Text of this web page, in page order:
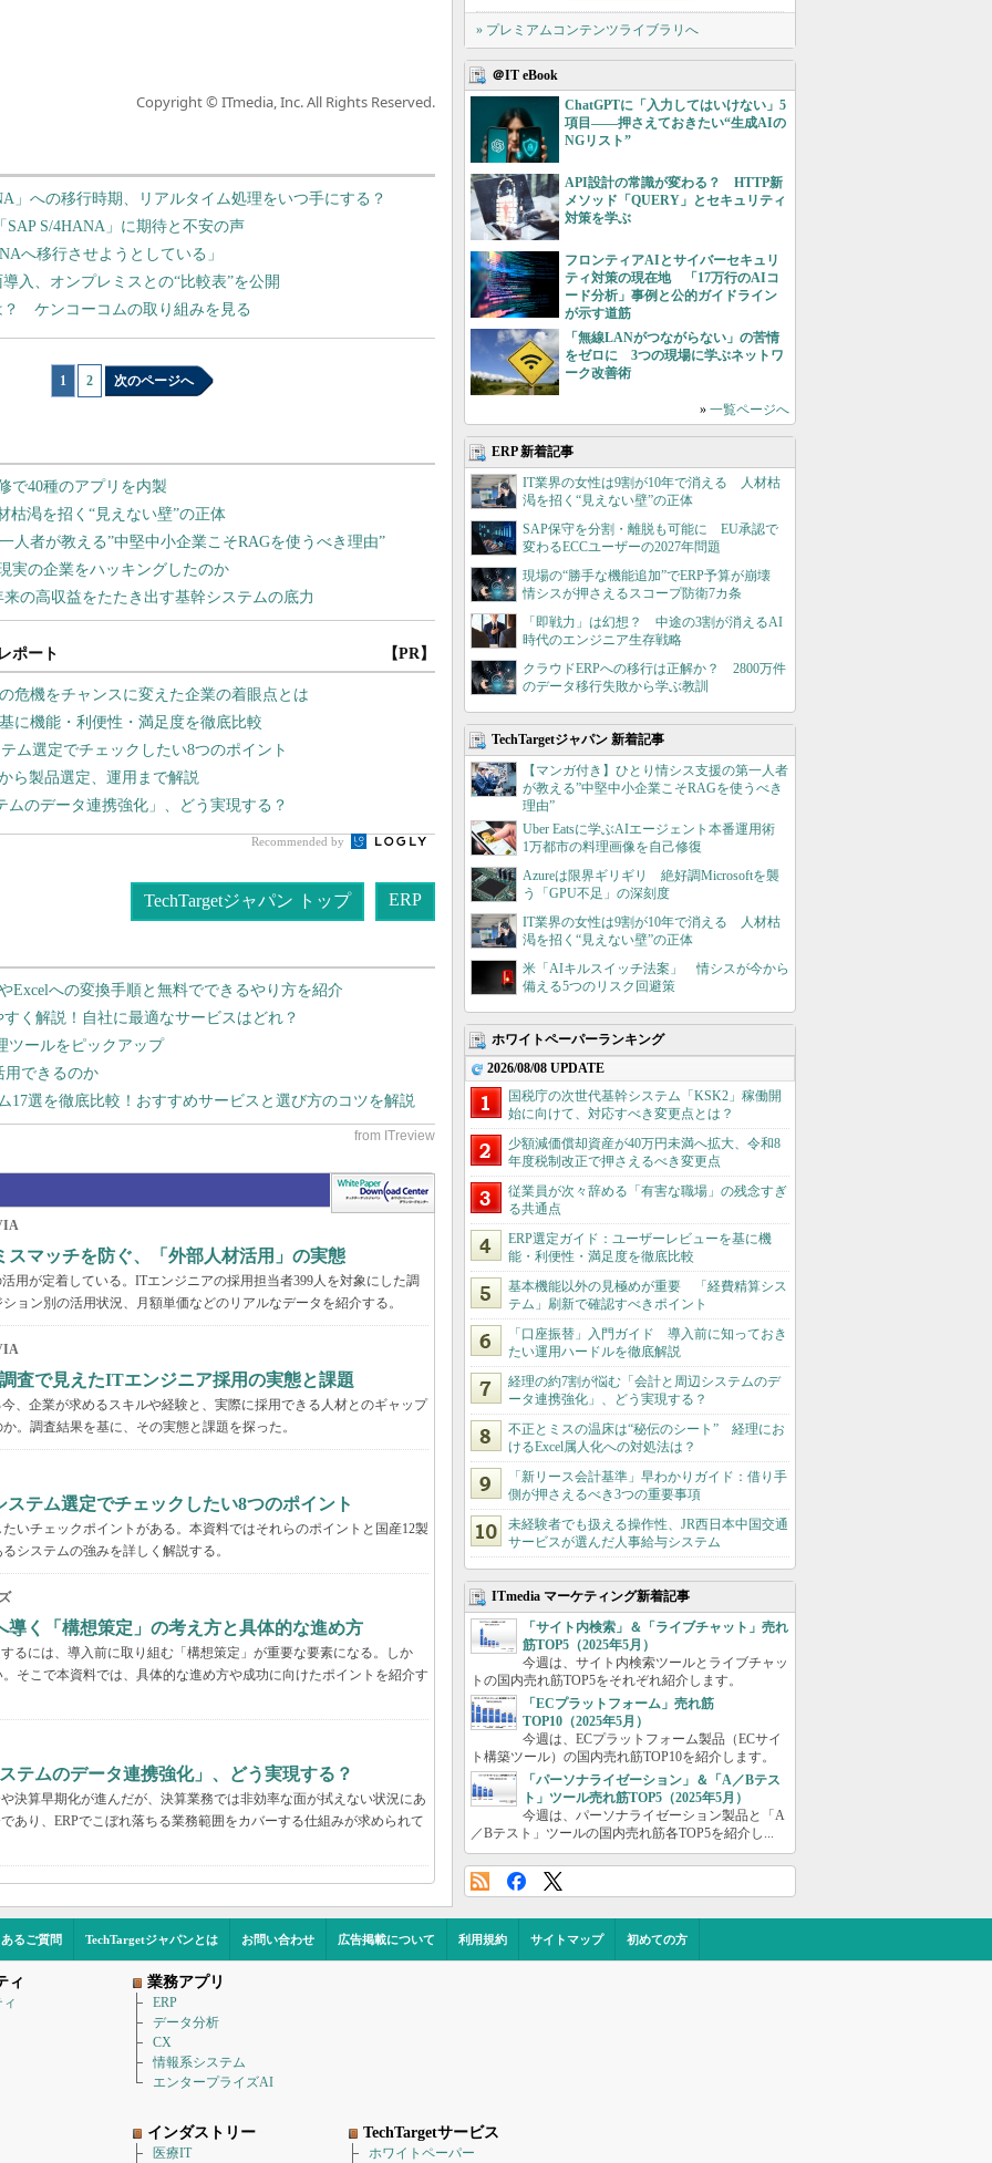
Copyright © ITmedia, Inc. All Rights Reserved.
」への移行時期、リアルタイム処理をいつ手にする？
S/4HANA」に期待と不安の声
へ移行させようとしている」
入、オンプレミスとの“比較表”を公開
？ ケンコーコムの取り組みを見る
1 2 次のページへ
ポート 【PR】
危機をチャンスに変えた企業の着眼点とは
に機能・利便性・満足度を徹底比較
ム選定でチェックしたい8つのポイント
ら製品選定、運用まで解説
のデータ連携強化」、どう実現する？
Recommended by
TechTargetジャパン トップ ERP
Excelへの変換手順と無料でできるやり方を紹介
く解説！自社に最適なサービスはどれ？
ツールをピックアップ
用できるのか
17選を徹底比較！おすすめサービスと選び方のコツを解説
マッチを防ぐ、「外部人材活用」の実態
用が定着している。ITエンジニアの採用担当者399人を対象にした調
ョン別の活用状況、月額単価などのリアルなデータを紹介する。
査で見えたITエンジニア採用の実態と課題
、企業が求めるスキルや経験と、実際に採用できる人材とのギャップ
。調査結果を基に、その実態と課題を探った。
テム選定でチェックしたい8つのポイント
いチェックポイントがある。本資料ではそれらのポイントと国産12製
システムの強みを詳しく解説する。
く「構想策定」の考え方と具体的な進め方
るには、導入前に取り組む「構想策定」が重要な要素になる。しか
そこで本資料では、具体的な進め方や成功に向けたポイントを紹介す
テムのデータ連携強化」、どう実現する？
決算早期化が進んだが、決算業務では非効率な面が拭えない状況にあ
あり、ERPでこぼれ落ちる業務範囲をカバーする仕組みが求められて
» プレミアムコンテンツライブラリへ
＠IT eBook
ChatGPTに「入力してはいけない」5
項目――押さえておきたい“生成AIの
NGリスト”
API設計の常識が変わる？ HTTP新
メソッド「QUERY」とセキュリティ
対策を学ぶ
フロンティアAIとサイバーセキュリ
ティ対策の現在地 「17万行のAIコ
ード分析」事例と公的ガイドライン
が示す道筋
「無線LANがつながらない」の苦情
をゼロに 3つの現場に学ぶネットワ
ーク改善術
» 一覧ページへ
ERP 新着記事
IT業界の女性は9割が10年で消える 人材枯
渇を招く“見えない壁”の正体
SAP保守を分割・離脱も可能に EU承認で
変わるECCユーザーの2027年問題
現場の“勝手な機能追加”でERP予算が崩壊
情シスが押さえるスコープ防衛7カ条
「即戦力」は幻想？ 中途の3割が消えるAI
時代のエンジニア生存戦略
クラウドERPへの移行は正解か？ 2800万件
のデータ移行失敗から学ぶ教訓
TechTargetジャパン 新着記事
【マンガ付き】ひとり情シス支援の第一人者
が教える”中堅中小企業こそRAGを使うべき
理由”
Uber Eatsに学ぶAIエージェント本番運用術
1万都市の料理画像を自己修復
Azureは限界ギリギリ 絶好調Microsoftを襲
う「GPU不足」の深刻度
IT業界の女性は9割が10年で消える 人材枯
渇を招く“見えない壁”の正体
米「AIキルスイッチ法案」 情シスが今から
備える5つのリスク回避策
ホワイトペーパーランキング
2026/08/08 UPDATE
国税庁の次世代基幹システム「KSK2」稼働開
始に向けて、対応すべき変更点とは？
少額減価償却資産が40万円未満へ拡大、令和8
年度税制改正で押さえるべき変更点
従業員が次々辞める「有害な職場」の残念すぎ
る共通点
ERP選定ガイド：ユーザーレビューを基に機
能・利便性・満足度を徹底比較
基本機能以外の見極めが重要 「経費精算シス
テム」刷新で確認すべきポイント
「口座振替」入門ガイド 導入前に知っておき
たい運用ハードルを徹底解説
経理の約7割が悩む「会計と周辺システムのデ
ータ連携強化」、どう実現する？
不正とミスの温床は“秘伝のシート” 経理にお
けるExcel属人化への対処法は？
「新リース会計基準」早わかりガイド：借り手
側が押さえるべき3つの重要事項
未経験者でも扱える操作性、JR西日本中国交通
サービスが選んだ人事給与システム
ITmedia マーケティング新着記事
「サイト内検索」＆「ライブチャット」売れ
筋TOP5（2025年5月）
今週は、サイト内検索ツールとライブチャッ
トの国内売れ筋TOP5をそれぞれ紹介します。
「ECプラットフォーム」売れ筋
TOP10（2025年5月）
今週は、ECプラットフォーム製品（ECサイ
ト構築ツール）の国内売れ筋TOP10を紹介します。
「パーソナライゼーション」＆「A／Bテス
ト」ツール売れ筋TOP5（2025年5月）
今週は、パーソナライゼーション製品と「A
／Bテスト」ツールの国内売れ筋各TOP5を紹介し...
るご質問 TechTargetジャパンとは お問い合わせ 広告掲載について 利用規約 サイトマップ 初めての方
ィ 業務アプリ
ERP
データ分析
CX
情報系システム
エンタープライズAI
インダストリー
医療IT
TechTargetサービス
ホワイトペーパー